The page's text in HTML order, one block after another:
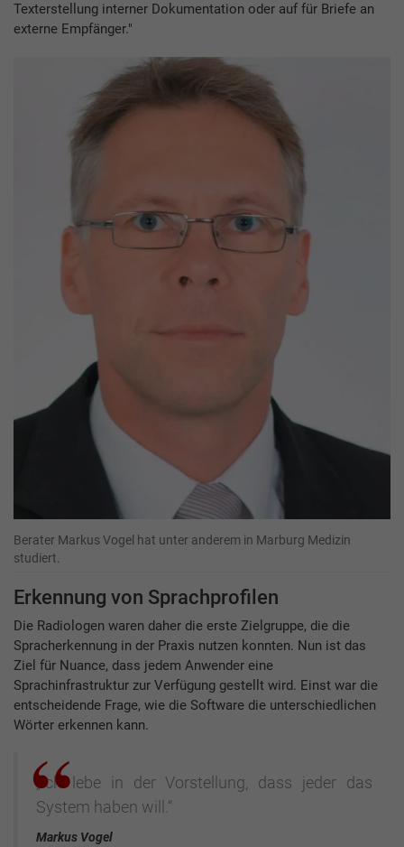
Texterstellung interner Dokumentation oder auf für Briefe an
externe Empfänger."
Berater Markus Vogel hat unter anderem in Marburg Medizin
studiert.
Erkennung von Sprachprofilen
Die Radiologen waren daher die erste Zielgruppe, die die
Spracherkennung in der Praxis nutzen konnten. Nun ist das
Ziel für Nuance, dass jedem Anwender eine
Sprachinfrastruktur zur Verfügung gestellt wird. Einst war die
entscheidende Frage, wie die Software die unterschiedlichen
Wörter erkennen kann.
„Ich lebe in der Vorstellung, dass jeder das
System haben will.“
Markus Vogel